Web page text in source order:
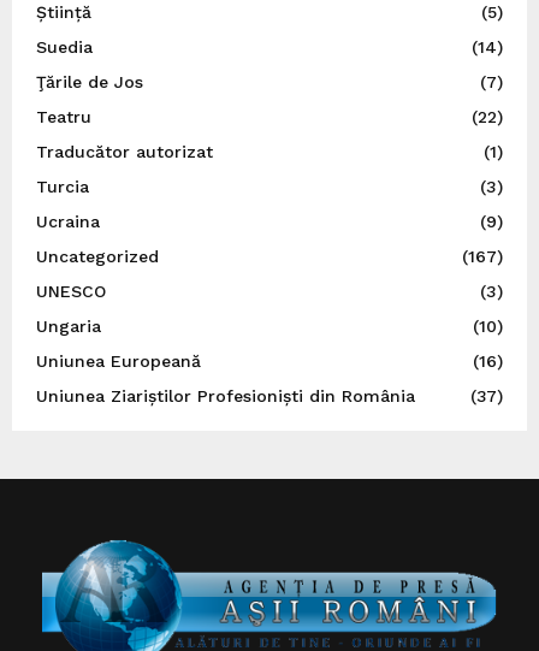
Știință
(5)
Suedia
(14)
Ţările de Jos
(7)
Teatru
(22)
Traducător autorizat
(1)
Turcia
(3)
Ucraina
(9)
Uncategorized
(167)
UNESCO
(3)
Ungaria
(10)
Uniunea Europeană
(16)
Uniunea Ziariștilor Profesioniști din România
(37)